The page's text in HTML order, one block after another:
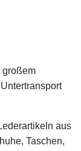
großem
aus
Taschen,